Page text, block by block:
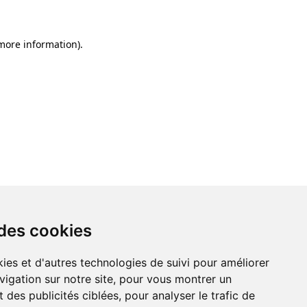
cookies
et d'autres technologies de suivi pour améliorer
sur notre site, pour vous montrer un
des publicités ciblées, pour analyser le trafic de
information).